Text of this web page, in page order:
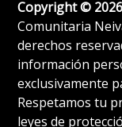
Copyright © 2026
Comunitaria
derechos
información
exclusivamente
Respetamos tu
leyes de